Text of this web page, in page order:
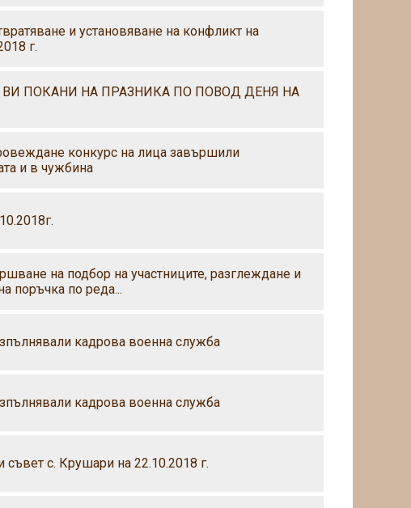
и установяване на конфликт на
г.
ПОКАНИ НА ПРАЗНИКА ПО ПОВОД ДЕНЯ НА
конкурс на лица завършили
и в чужбина
на подбор на участниците, разглеждане и
поръчка по реда...
кадрова военна служба
кадрова военна служба
с. Крушари на 22.10.2018 г.